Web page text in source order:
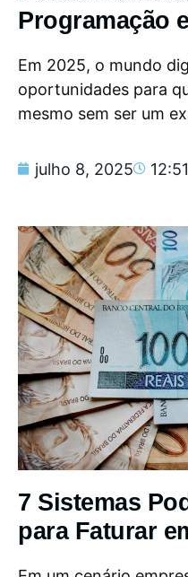
Programação
Em 2025, o mundo
oportunidades para
mesmo sem ser um
julho 8, 2025
7 Sistemas
para Faturar